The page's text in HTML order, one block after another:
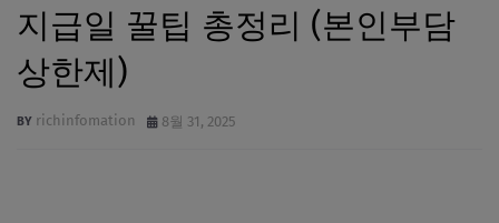
지급일 꿀팁 총정리 (본인부담
상한제)
richinfomation 8월 31, 2025